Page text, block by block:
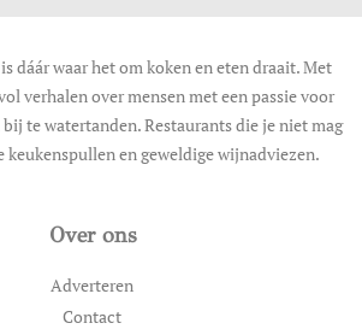
dáár waar het om koken en eten draait. Met
verhalen over mensen met een passie voor
te watertanden. Restaurants die je niet mag
keukenspullen en geweldige wijnadviezen.
Over ons
Adverteren
Contact